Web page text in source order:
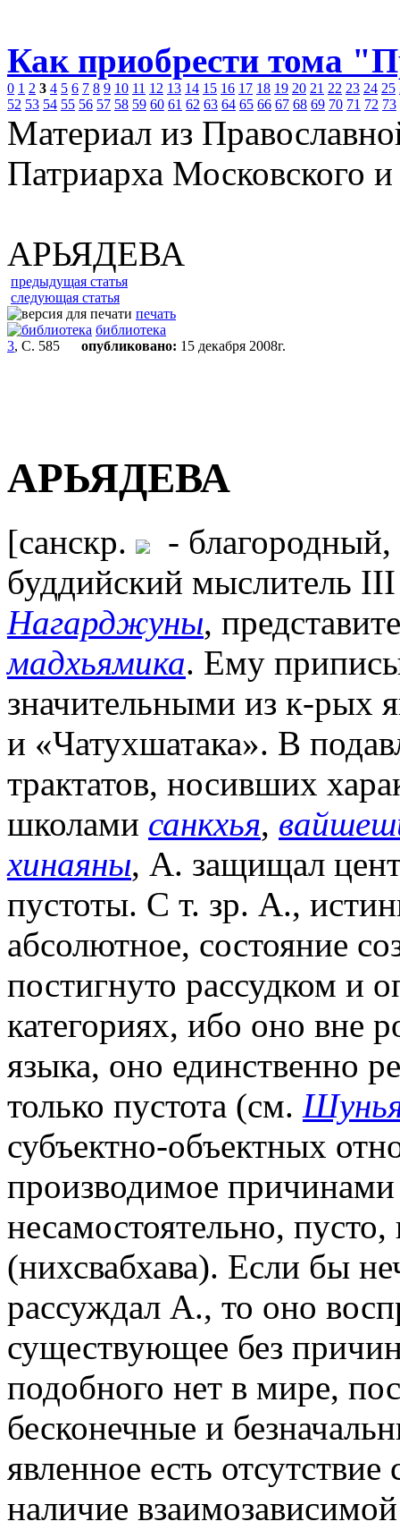
Как приобрести тома
0 1 2 3 4 5 6 7 8 9 10 11 12 13 14 15 16 17 18 19 20 21 22 23 24 25
52 53 54 55 56 57 58 59 60 61 62 63 64 65 66 67 68 69 70 71 72 73
Материал из
Патриарха Московского
АРЬЯДЕВА
предыдущая статья
следующая статья
печать
библиотека
3, С. 585 опубликовано: 15 декабря 2008г.
АРЬЯДЕВА
[санскр.
- благородный,
буддийский мыслитель III
Нагарджуны,
мадхьямика. Ему
значительными из к-рых
и «Чатухшатака». В
трактатов, носивших
школами санкхья,
хинаяны, А. защищал
пустоты. С т. зр. А.,
абсолютное, состояние
постигнуто рассудком и
категориях, ибо оно вне
языка, оно единственно
только пустота (см.
субъектно-объектных
производимое
несамостоятельно,
(нихсвабхава). Если бы
рассуждал А., то оно
существующее без
подобного нет в мире,
бесконечные и
явленное есть
наличие